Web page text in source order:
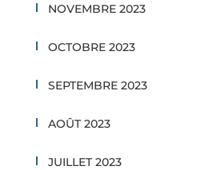
NOVEMBRE 2023
OCTOBRE 2023
SEPTEMBRE 2023
AOÛT 2023
JUILLET 2023